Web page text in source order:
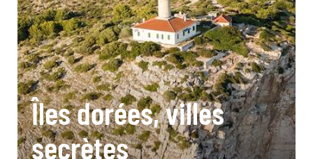
Îles dorées, villes
secrètes